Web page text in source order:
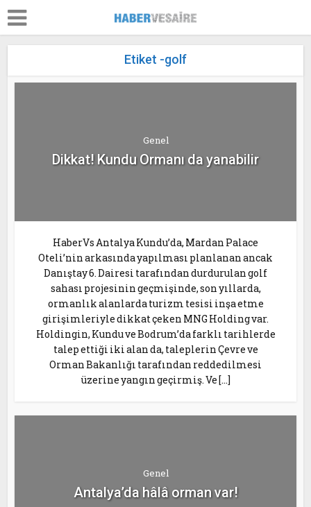
Etiket -golf
Genel
Dikkat! Kundu Ormanı da yanabilir
HaberVs Antalya Kundu’da, Mardan Palace
Oteli’nin arkasında yapılması planlanan ancak
Danıştay 6. Dairesi tarafından durdurulan golf
sahası projesinin geçmişinde, son yıllarda,
ormanlık alanlarda turizm tesisi inşa etme
girişimleriyle dikkat çeken MNG Holding var.
Holdingin, Kundu ve Bodrum’da farklı tarihlerde
talep ettiği iki alan da, taleplerin Çevre ve
Orman Bakanlığı tarafından reddedilmesi
üzerine yangın geçirmiş. Ve […]
Genel
Antalya’da hâlâ orman var!